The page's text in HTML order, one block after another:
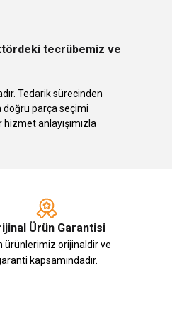
tecrübemiz ve
Tedarik sürecinden
doğru parça seçimi
anlayışımızla
Ürün Garantisi
ürünlerimiz orijinaldir ve
kapsamındadır.